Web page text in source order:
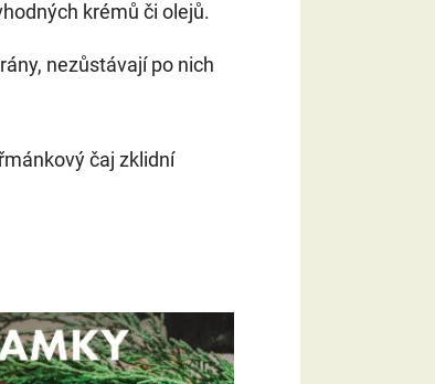
krémů či olejů.
nezůstávají po nich
čaj zklidní